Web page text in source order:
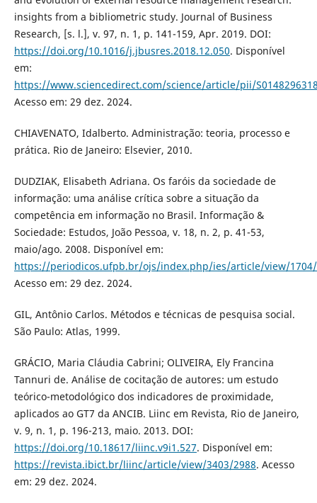
insights from a bibliometric study. Journal of Business
Research, [s. l.], v. 97, n. 1, p. 141-159, Apr. 2019. DOI:
https://doi.org/10.1016/j.jbusres.2018.12.050. Disponível
em:
https://www.sciencedirect.com/science/article/pii/
Acesso em: 29 dez. 2024.
CHIAVENATO, Idalberto. Administração: teoria, processo e
prática. Rio de Janeiro: Elsevier, 2010.
DUDZIAK, Elisabeth Adriana. Os faróis da sociedade de
informação: uma análise crítica sobre a situação da
competência em informação no Brasil. Informação &
Sociedade: Estudos, João Pessoa, v. 18, n. 2, p. 41-53,
maio/ago. 2008. Disponível em:
https://periodicos.ufpb.br/ojs/index.php/ies/article/view/
Acesso em: 29 dez. 2024.
GIL, Antônio Carlos. Métodos e técnicas de pesquisa social.
São Paulo: Atlas, 1999.
GRÁCIO, Maria Cláudia Cabrini; OLIVEIRA, Ely Francina
Tannuri de. Análise de cocitação de autores: um estudo
teórico-metodológico dos indicadores de proximidade,
aplicados ao GT7 da ANCIB. Liinc em Revista, Rio de Janeiro,
v. 9, n. 1, p. 196-213, maio. 2013. DOI:
https://doi.org/10.18617/liinc.v9i1.527. Disponível em:
https://revista.ibict.br/liinc/article/view/3403/2988. Acesso
em: 29 dez. 2024.